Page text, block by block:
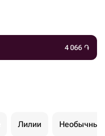
4 066 ֏
Лилии Необычные